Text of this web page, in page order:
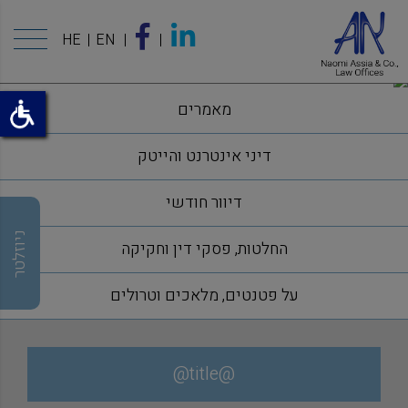
HE EN
מאמרים
דיני אינטרנט והייטק
דיוור חודשי
החלטות, פסקי דין וחקיקה
על פטנטים, מלאכים וטרולים
@title@
ניוזלטר